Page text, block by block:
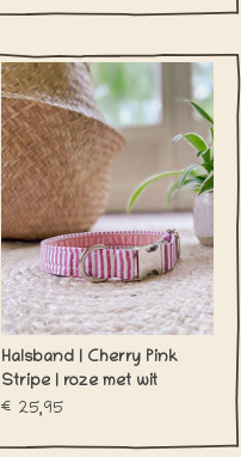
Halsband | Cherry Pink
Stripe | roze met wit
streepje
€25,95